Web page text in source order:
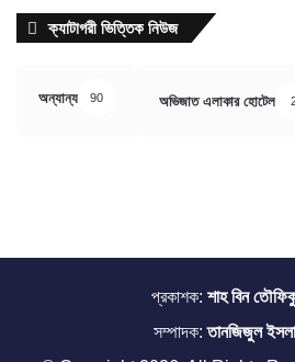
ক্যাটাগরী ভিত্তিক নিউজ
অন্যান্য 90 অভিজাত এলাকার হোটেল
প্রকাশক: শাহ বিন
সম্পাদক:তানজিজুল